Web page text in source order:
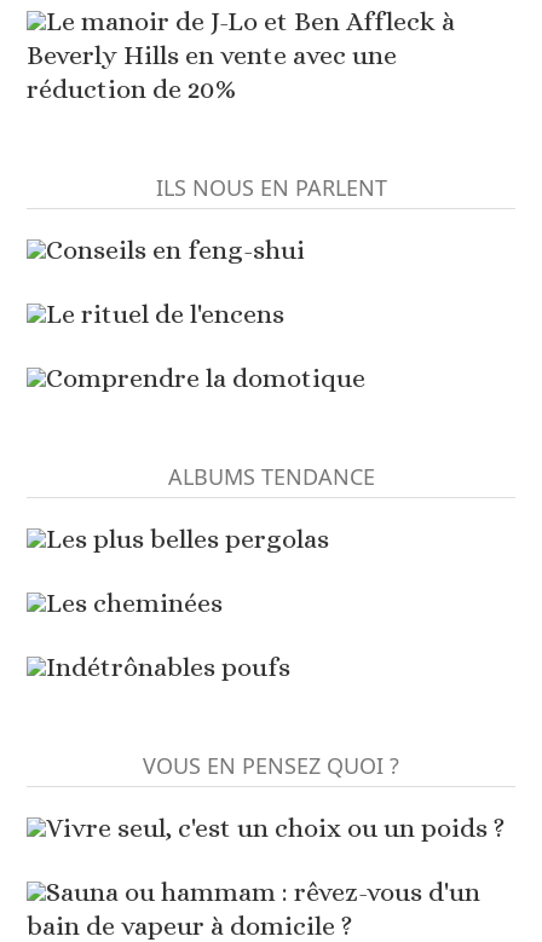
Le manoir de J-Lo et Ben Affleck à
Beverly Hills en vente avec une
réduction de 20%
ILS NOUS EN PARLENT
Conseils en feng-shui
Le rituel de l'encens
Comprendre la domotique
ALBUMS TENDANCE
Les plus belles pergolas
Les cheminées
Indétrônables poufs
VOUS EN PENSEZ QUOI ?
Vivre seul, c'est un choix ou un poids ?
Sauna ou hammam : rêvez-vous d'un
bain de vapeur à domicile ?